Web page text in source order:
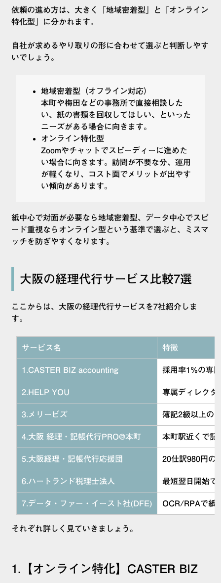
依頼の進め方は、大きく「地域密着型」と「オンライン
特化型」に分かれます。
自社が求めるやり取りの形に合わせて選ぶと判断しやす
いでしょう。
地域密着型（オフライン対応）
本町や梅田などの事務所で直接相談した
い、紙の書類を回収してほしい、といった
ニーズがある場合に向きます。
オンライン特化型
Zoomやチャットでスピーディーに進めた
い場合に向きます。訪問が不要な分、運用
が軽くなり、コスト面でメリットが出やす
い傾向があります。
紙中心で対面が必要なら地域密着型、データ中心でスピ
ード重視ならオンライン型という基準で選ぶと、ミスマ
ッチを防ぎやすくなります。
大阪の経理代行サービス比較7選
ここからは、大阪の経理代行サービスを7社紹介しま
す。
サービス名 特徴
1.CASTER BIZ accounting 採用率1%の専
2.HELP YOU 専属ディレクタ
3.メリービズ 簿記2級以上の
4.大阪 経理・記帳代行PRO@本町 本町駅近くで記
5.大阪経理・記帳代行応援団 20仕訳980円の
6.ハートランド税理士法人 最短翌日開始で
7.データ・ファー・イースト社(DFE) OCR/RPAで紙
それぞれ詳しく見ていきましょう。
1.【オンライン特化】CASTER BIZ